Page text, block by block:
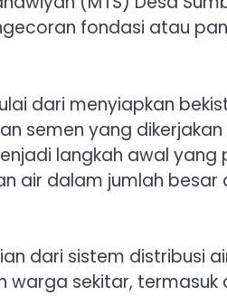
fondasi atau
dari menyiapkan
semen yang
langkah awal yang
air dalam jumlah besar
dari sistem distribusi
sekitar, termasuk